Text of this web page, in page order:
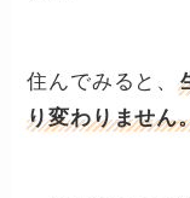
住んでみると、
り変わりません